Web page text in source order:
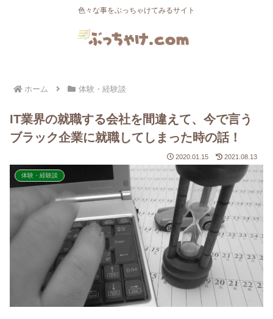
色々な事をぶっちゃけてみるサイト
ホーム 体験・経験談
IT業界の就職する会社を間違えて、今で言う
ブラック企業に就職してしまった時の話！
2020.01.15 2021.08.13
体験・経験談